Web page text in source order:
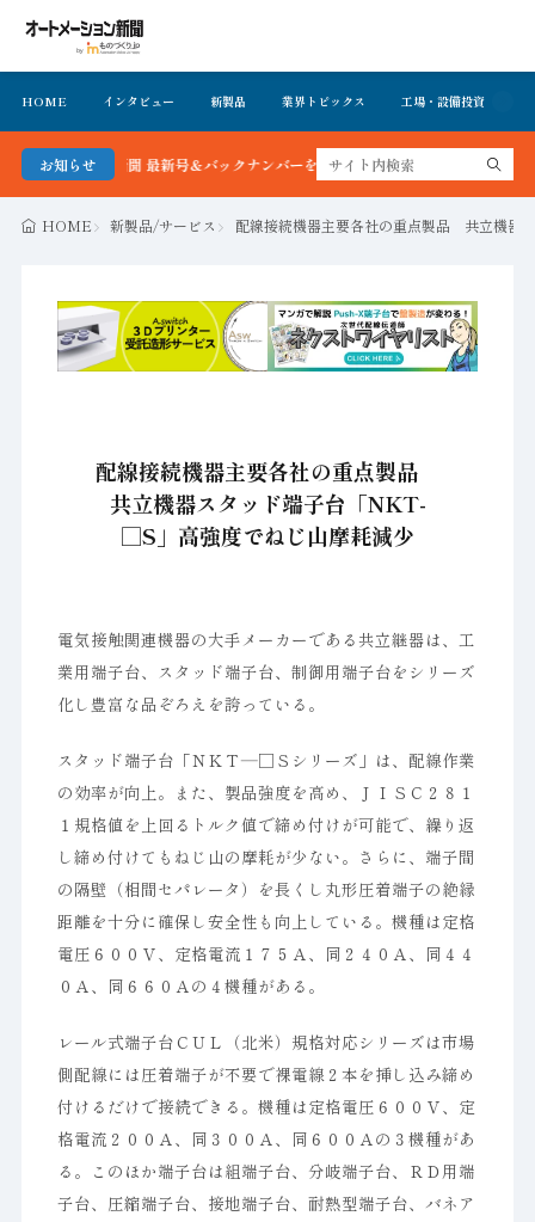
HOME インタビュー 新製品 業界トピックス 工場・設備投資
お知らせ
ション新聞 最新号＆バックナンバーを無料で公開中 詳細はこちら
HOME 新製品/サービス 配線接続機器主要各社の重点製品 共立機器
配線接続機器主要各社の重点製品
共立機器スタッド端子台「NKT-
□S」高強度でねじ山摩耗減少
電気接触関連機器の大手メーカーである共立継器は、工
業用端子台、スタッド端子台、制御用端子台をシリーズ
化し豊富な品ぞろえを誇っている。
スタッド端子台「ＮＫＴ―□Ｓシリーズ」は、配線作業
の効率が向上。また、製品強度を高め、ＪＩＳＣ２８１
１規格値を上回るトルク値で締め付けが可能で、繰り返
し締め付けてもねじ山の摩耗が少ない。さらに、端子間
の隔壁（相間セパレータ）を長くし丸形圧着端子の絶縁
距離を十分に確保し安全性も向上している。機種は定格
電圧６００Ｖ、定格電流１７５Ａ、同２４０Ａ、同４４
０Ａ、同６６０Ａの４機種がある。
レール式端子台ＣＵＬ（北米）規格対応シリーズは市場
側配線には圧着端子が不要で裸電線２本を挿し込み締め
付けるだけで接続できる。機種は定格電圧６００Ｖ、定
格電流２００Ａ、同３００Ａ、同６００Ａの３機種があ
る。このほか端子台は組端子台、分岐端子台、ＲＤ用端
子台、圧縮端子台、接地端子台、耐熱型端子台、バネア